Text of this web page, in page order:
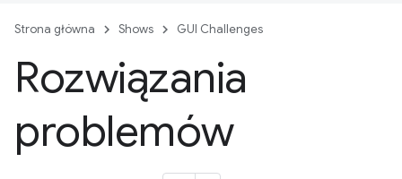
Strona główna Shows GUI Challenges
Rozwiązania
problemów